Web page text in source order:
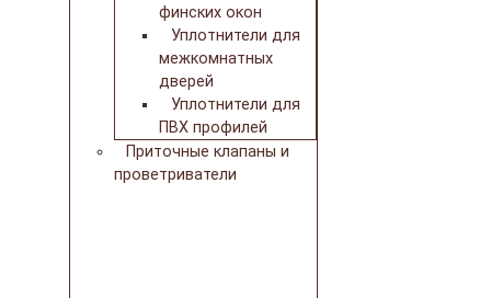
финских окон
Уплотнители для
межкомнатных
дверей
Уплотнители для
ПВХ профилей
Приточные клапаны и
проветриватели